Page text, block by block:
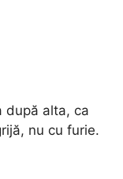
după alta, ca
nu cu furie.